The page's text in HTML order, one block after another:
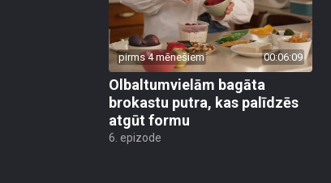
pirms 4 mēnešiem 00:06:09
Olbaltumvielām bagāta
brokastu putra, kas palīdzēs
atgūt formu
6. epizode